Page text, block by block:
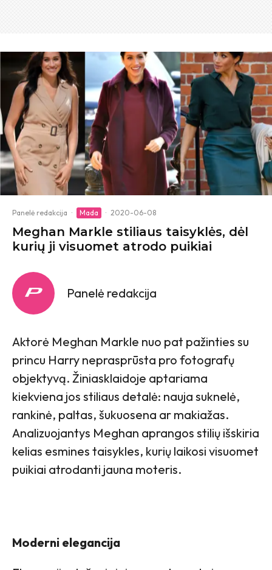
Panelė redakcija · Mada · 2020-06-08
Meghan Markle stiliaus taisyklės, dėl
kurių ji visuomet atrodo puikiai
Panelė redakcija
Aktorė Meghan Markle nuo pat pažinties su
princu Harry neprasprūsta pro fotografų
objektyvą. Žiniasklaidoje aptariama
kiekviena jos stiliaus detalė: nauja suknelė,
rankinė, paltas, šukuosena ar makiažas.
Analizuojantys Meghan aprangos stilių išskiria
kelias esmines taisykles, kurių laikosi visuomet
puikiai atrodanti jauna moteris.
Moderni elegancija